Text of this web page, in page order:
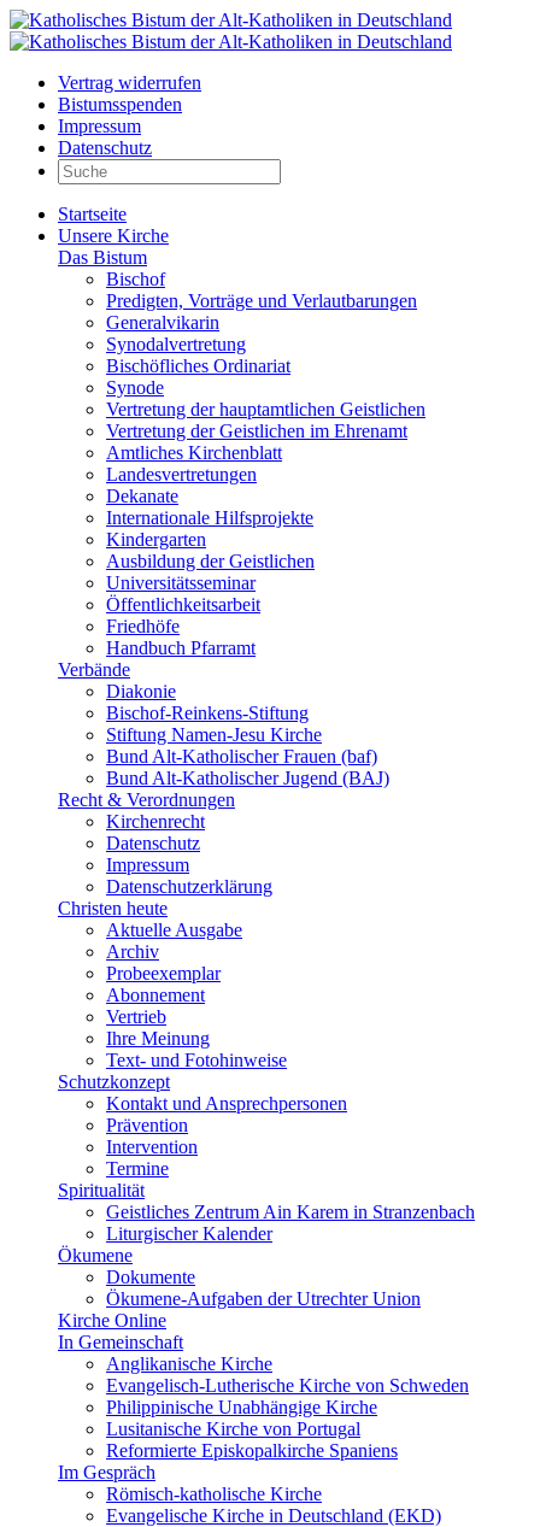
Vertrag widerrufen
Bistumsspenden
Impressum
Datenschutz
Startseite
Unsere Kirche
Das Bistum
Bischof
Predigten, Vorträge und Verlautbarungen
Generalvikarin
Synodalvertretung
Bischöfliches Ordinariat
Synode
Vertretung der hauptamtlichen Geistlichen
Vertretung der Geistlichen im Ehrenamt
Amtliches Kirchenblatt
Landesvertretungen
Dekanate
Internationale Hilfsprojekte
Kindergarten
Ausbildung der Geistlichen
Universitätsseminar
Öffentlichkeitsarbeit
Friedhöfe
Handbuch Pfarramt
Verbände
Diakonie
Bischof-Reinkens-Stiftung
Stiftung Namen-Jesu Kirche
Bund Alt-Katholischer Frauen (baf)
Bund Alt-Katholischer Jugend (BAJ)
Recht & Verordnungen
Kirchenrecht
Datenschutz
Impressum
Datenschutzerklärung
Christen heute
Aktuelle Ausgabe
Archiv
Probeexemplar
Abonnement
Vertrieb
Ihre Meinung
Text- und Fotohinweise
Schutzkonzept
Kontakt und Ansprechpersonen
Prävention
Intervention
Termine
Spiritualität
Geistliches Zentrum Ain Karem in Stranzenbach
Liturgischer Kalender
Ökumene
Dokumente
Ökumene-Aufgaben der Utrechter Union
Kirche Online
In Gemeinschaft
Anglikanische Kirche
Evangelisch-Lutherische Kirche von Schweden
Philippinische Unabhängige Kirche
Lusitanische Kirche von Portugal
Reformierte Episkopalkirche Spaniens
Im Gespräch
Römisch-katholische Kirche
Evangelische Kirche in Deutschland (EKD)